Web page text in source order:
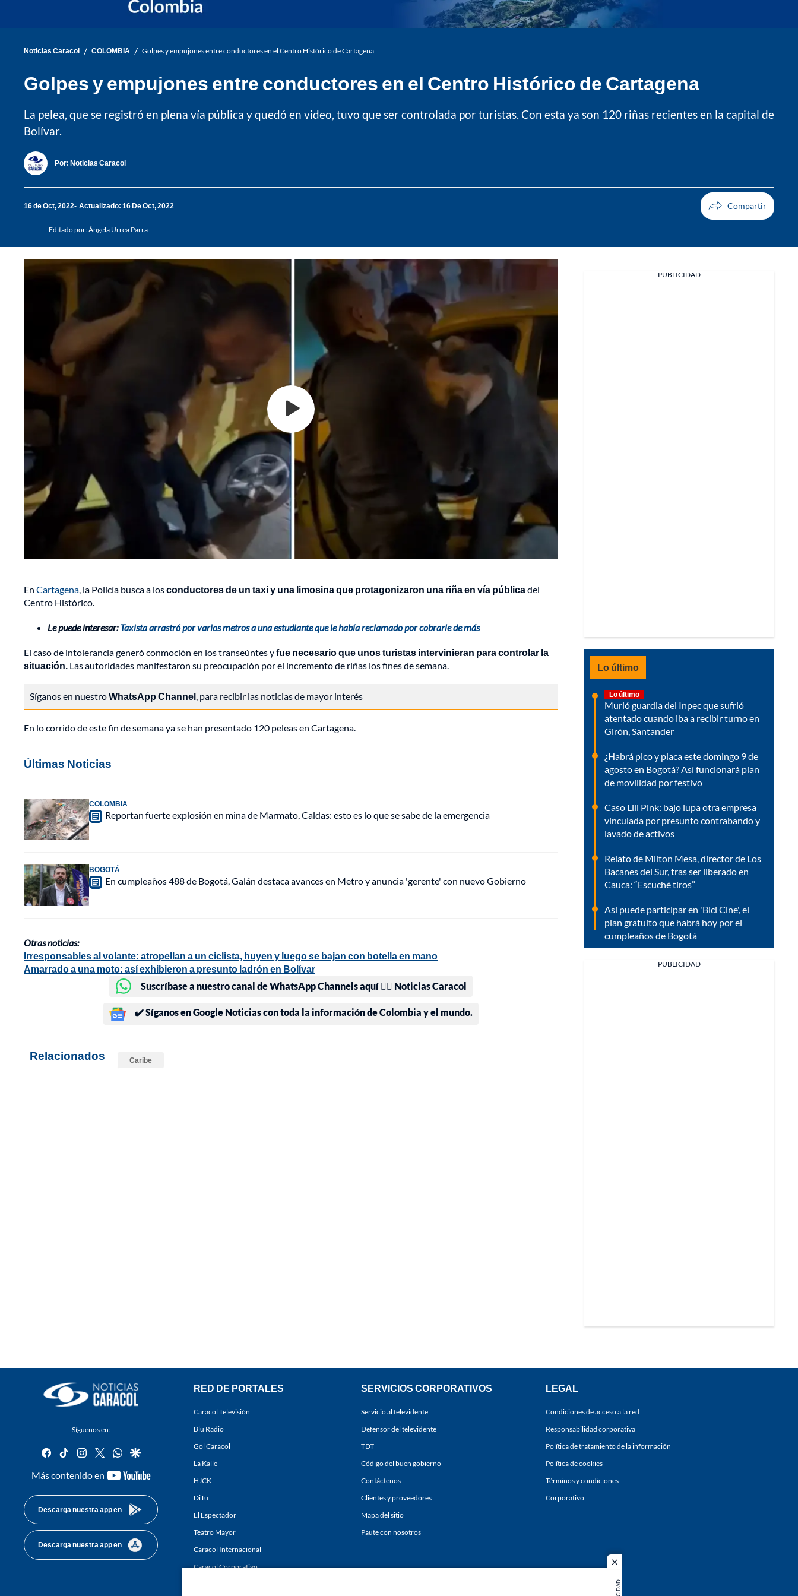
close
Noticias Caracol / COLOMBIA / Golpes y empujones entre conductores en el Centro Histórico de Cartagena
Golpes y empujones entre conductores en el Centro Histórico de Cartagena
La pelea, que se registró en plena vía pública y quedó en video, tuvo que ser controlada por turistas. Con esta ya son 120 riñas recientes en la capital de
Bolívar.
Por: Noticias Caracol
16 de Oct, 2022 Actualizado: 16 De Oct, 2022
Editado por:Ángela Urrea Parra
En Cartagena, la Policía busca a losconductores de un taxi y una limosina que protagonizaron una riña en vía públicadel
Centro Histórico.
Le puede interesar:Taxista arrastró por varios metros a una estudiante que le había reclamado por cobrarle de más
El caso de intolerancia generó conmoción en los transeúntes yfue necesario que unos turistas intervinieran para controlar la
situación. Las autoridades manifestaron su preocupación por el incremento de riñas los fines de semana.
Síganos en nuestroWhatsApp Channel, para recibir las noticias de mayor interés
En lo corrido de este fin de semana ya se han presentado 120 peleas en Cartagena.
Últimas Noticias
COLOMBIA
Reportan fuerte explosión en mina de Marmato, Caldas: esto es lo que se sabe de la emergencia
BOGOTÁ
En cumpleaños 488 de Bogotá, Galán destaca avances en Metro y anuncia 'gerente' con nuevo Gobierno
Otras noticias:
Irresponsables al volante: atropellan a un ciclista, huyen y luego se bajan con botella en mano
Amarrado a una moto: así exhibieron a presunto ladrón en Bolívar
Suscríbase a nuestro canal de WhatsApp Channels aquí 👉🏻 Noticias Caracol
✔️ Síganos en Google Noticias con toda la información de Colombia y el mundo.
Relacionados Caribe
PUBLICIDAD
Lo último
Lo último
Murió guardia del Inpec que sufrió
atentado cuando iba a recibir turno en
Girón, Santander
¿Habrá pico y placa este domingo 9 de
agosto en Bogotá? Así funcionará plan
de movilidad por festivo
Caso Lili Pink: bajo lupa otra empresa
vinculada por presunto contrabando y
lavado de activos
Relato de Milton Mesa, director de Los
Bacanes del Sur, tras ser liberado en
Cauca: “Escuché tiros”
Así puede participar en 'Bici Cine', el
plan gratuito que habrá hoy por el
cumpleaños de Bogotá
PUBLICIDAD
Síguenos en:
facebook
tiktok instagram
twitterwhatsapp
google
Más contenido en
youtube-
Descarga nuestra app en
Descarga nuestra app en
RED DE PORTALES
Caracol Televisión
Blu Radio
Gol Caracol
La Kalle
HJCK
DiTu
El Espectador
Teatro Mayor
Caracol Internacional
Caracol Corporativo
SERVICIOS CORPORATIVOS
Servicio al televidente
Defensor del televidente
TDT
Código del buen gobierno
Contáctenos
Clientes y proveedores
Mapa del sitio
Paute con nosotros
LEGAL
Condiciones de acceso a la red
Responsabilidad corporativa
Política de tratamiento de la información
Política de cookies
Términos y condiciones
Corporativo